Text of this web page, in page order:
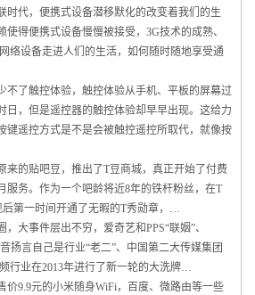
代，便携式设备潜移默化的改变着我们的生
得便携式设备慢慢被接受，3G技术的成熟、
络设备走进人们的生活，如何随时随地享受通
了触控体验，触控体验从手机、平板的屏幕过
日，但是遥控器的触控体验却早早出现。这给力
键遥控方式是不是会被触控遥控所取代，就像按
的贴吧豆，推出了T豆商城，真正开始了付费
服务。作为一个吧龄将近8年的铁杆粉丝，在T
后第一时间开通了无暇的T秀勋章，…
大事件层出不穷，爱奇艺和PPS“联姻”、
扬言自己是行业“老二”、中国第二大传媒集团
行业在2013年进行了新一轮的大洗牌…
9.9元的小米随身WiFi，百度、微路由等一些